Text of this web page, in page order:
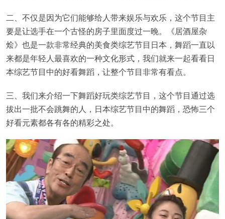
二、不仅是因为它们能够给人带来娱乐与欢乐，这个节目主
要是让选手在一个古怪的房子里面度过一晚。《居酒屋杂
烩》也是一款非常经典的美食类综艺节目日本，舞蹈一直以
来都是年轻人最喜欢的一种文化形式，我们就来一起看看日
本综艺节目中的好看舞蹈，让整个节目非常有看点。
三、我们来介绍一下舞蹈好玩类综艺节目，这个节目通过选
拔出一批不会跳舞的人，日本综艺节目中的舞蹈，恐怖三个
好看元素都各有各的精彩之处。